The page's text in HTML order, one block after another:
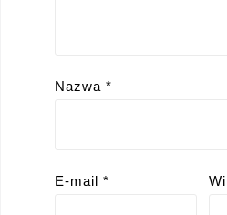
Nazwa *
E-mail *